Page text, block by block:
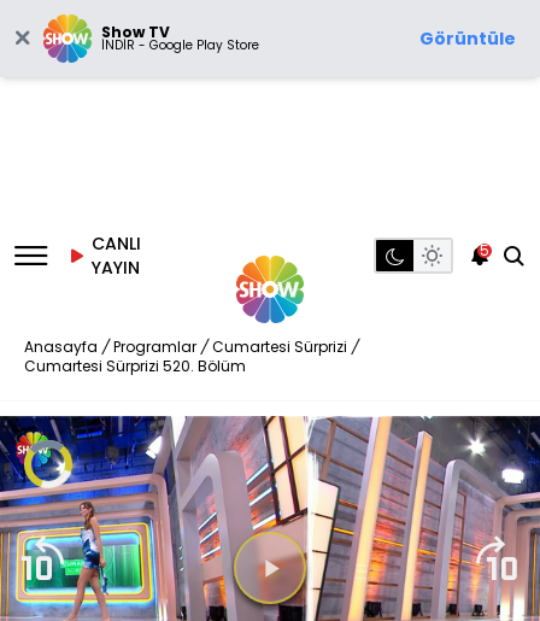
Show TV
İNDİR - Google Play Store Görüntüle
CANLI
YAYIN
5
Anasayfa / Programlar / Cumartesi Sürprizi /
Cumartesi Sürprizi 520. Bölüm